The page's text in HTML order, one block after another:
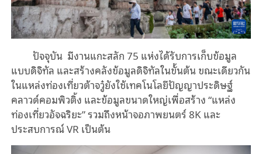
ปัจจุบัน มีงานแกะสลัก 75 แห่งได้รับการเก็บข้อมูล
แบบดิจิทัล และสร้างคลังข้อมูลดิจิทัลในขั้นต้น ขณะเดียวกัน
ในแหล่งท่องเที่ยวต้าจวู๋ยังใช้เทคโนโลยีปัญญาประดิษฐ์
คลาวด์คอมพิวติ้ง และข้อมูลขนาดใหญ่เพื่อสร้าง“แหล่ง
ท่องเที่ยวอัจฉริยะ” รวมถึงหน้าจอภาพยนตร์ 8K และ
ประสบการณ์ VR เป็นต้น